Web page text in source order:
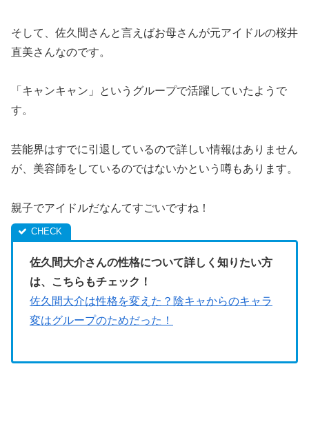
そして、佐久間さんと言えばお母さんが元アイドルの桜井
直美さんなのです。
「キャンキャン」というグループで活躍していたようで
す。
芸能界はすでに引退しているので詳しい情報はありません
が、美容師をしているのではないかという噂もあります。
親子でアイドルだなんてすごいですね！
佐久間大介さんの性格について詳しく知りたい方
は、こちらもチェック！
佐久間大介は性格を変えた？陰キャからのキャラ
変はグループのためだった！